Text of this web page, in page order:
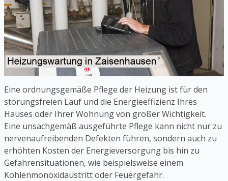
Eine ordnungsgemäße Pflege der Heizung ist für den
störungsfreien Lauf und die Energieeffizienz Ihres
Hauses oder Ihrer Wohnung von großer Wichtigkeit.
Eine unsachgemäß ausgeführte Pflege kann nicht nur zu
nervenaufreibenden Defekten führen, sondern auch zu
erhöhten Kosten der Energieversorgung bis hin zu
Gefahrensituationen, wie beispielsweise einem
Kohlenmonoxidaustritt oder Feuergefahr.